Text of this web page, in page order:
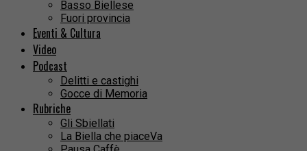
Basso Biellese
Fuori provincia
Eventi & Cultura
Video
Podcast
Delitti e castighi
Gocce di Memoria
Rubriche
Gli Sbiellati
La Biella che piaceVa